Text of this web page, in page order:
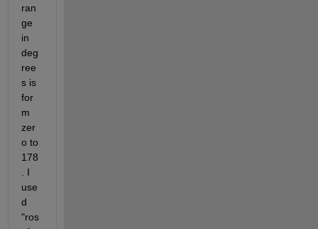
ran
ge
in
deg
ree
s is
for
m
zer
o to
178
. I
use
d
"ros